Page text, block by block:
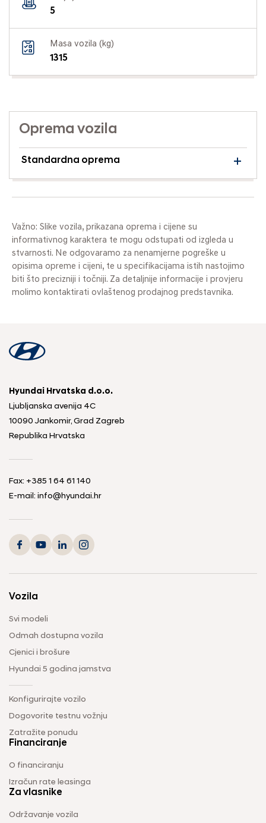
5
Masa vozila (kg)
1315
Oprema vozila
Standardna oprema
Važno: Slike vozila, prikazana oprema i cijene su
informativnog karaktera te mogu odstupati od izgleda u
stvarnosti. Ne odgovaramo za nenamjerne pogreške u
opisima opreme i cijeni, te u specifikacijama istih nastojimo
biti što precizniji i točniji. Za detaljnije informacije i provjeru
molimo kontaktirati ovlaštenog prodajnog predstavnika.
Hyundai Hrvatska d.o.o.
Ljubljanska avenija 4C
10090 Jankomir, Grad Zagreb
Republika Hrvatska
Fax: +385 1 64 61 140
E-mail: info@hyundai.hr
Vozila
Svi modeli
Odmah dostupna vozila
Cjenici i brošure
Hyundai 5 godina jamstva
Konfigurirajte vozilo
Dogovorite testnu vožnju
Zatražite ponudu
Financiranje
O financiranju
Izračun rate leasinga
Za vlasnike
Održavanje vozila